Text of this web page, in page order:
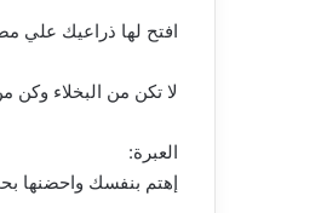
افتح لها ذراعيك
لا تكن من البخلاء وكن
العبرة:
إهتم بنفسك واحضنها